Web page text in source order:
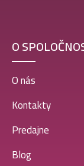
O
O nás
Kontakty
Predajne
Blog